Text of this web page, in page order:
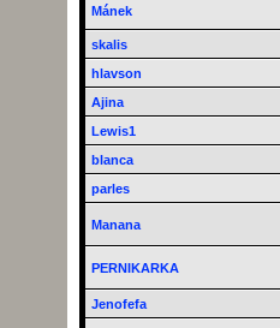
Mánek
skalis
hlavson
Ajina
Lewis1
blanca
parles
Manana
PERNIKARKA
Jenofefa